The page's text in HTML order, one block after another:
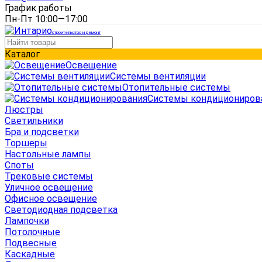
График работы
Пн-Пт 10:00—17:00
строительство и ремонт
Каталог
Освещение
Системы вентиляции
Отопительные системы
Системы
Люстры
Светильники
Бра и подсветки
Торшеры
Настольные лампы
Споты
Трековые системы
Уличное освещение
Офисное освещение
Светодиодная подсветка
Лампочки
Потолочные
Подвесные
Каскадные